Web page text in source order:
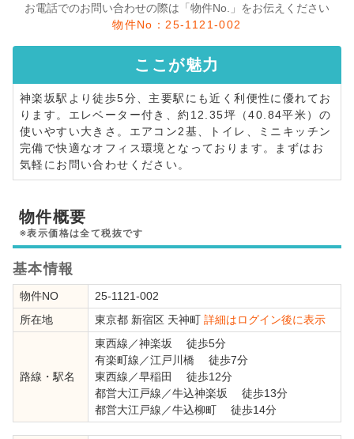
お電話でのお問い合わせの際は「物件No.」をお伝えください
物件No：25-1121-002
ここが魅力
神楽坂駅より徒歩5分、主要駅にも近く利便性に優れてお
ります。エレベーター付き、約12.35坪（40.84平米）の
使いやすい大きさ。エアコン2基、トイレ、ミニキッチン
完備で快適なオフィス環境となっております。まずはお
気軽にお問い合わせください。
物件概要
※表示価格は全て税抜です
基本情報
物件NO
25-1121-002
所在地
東京都 新宿区 天神町 詳細はログイン後に表示
路線・駅名
東西線 ／神楽坂 徒歩5分
有楽町線 ／江戸川橋 徒歩7分
東西線 ／早稲田
徒歩12分
都営大江戸線 ／牛込神楽坂 徒歩13分
都営大江戸線 ／牛込柳町 徒歩14分